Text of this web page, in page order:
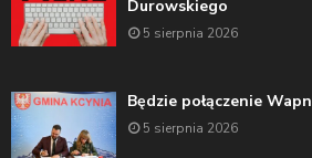
Durowskiego
5 sierpnia 2026
Będzie połączenie
5 sierpnia 2026